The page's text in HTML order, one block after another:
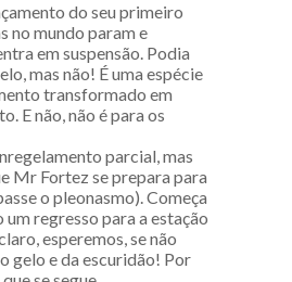
do seu primeiro
no mundo param e
em suspensão. Podia
mas não! É uma espécie
transformado em
E não, não é para os
parcial, mas
Mr Fortez se prepara para
o pleonasmo). Começa
um regresso para a estação
esperemos, se não
gelo e da escuridão! Por